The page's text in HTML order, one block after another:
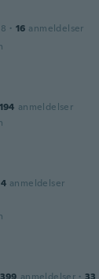
· 16 anmeldelser
194 anmeldelser
4 anmeldelser